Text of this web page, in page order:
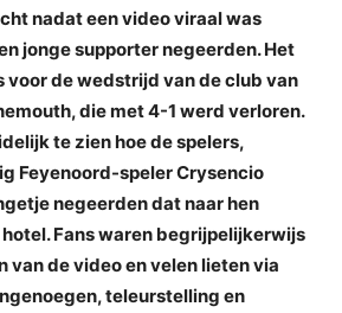
nadat een video viraal was
jonge supporter negeerden. Het
voor de wedstrijd van de club van
die met 4-1 werd verloren.
te zien hoe de spelers,
Feyenoord-speler Crysencio
negeerden dat naar hen
Fans waren begrijpelijkerwijs
van de video en velen lieten via
teleurstelling en